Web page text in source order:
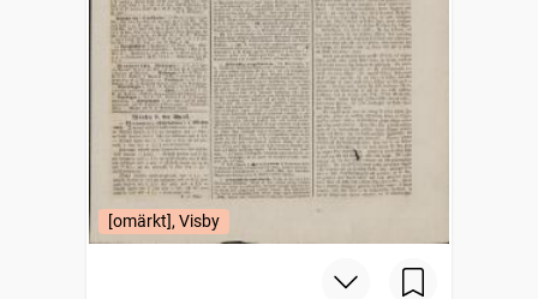
[omärkt], Visby